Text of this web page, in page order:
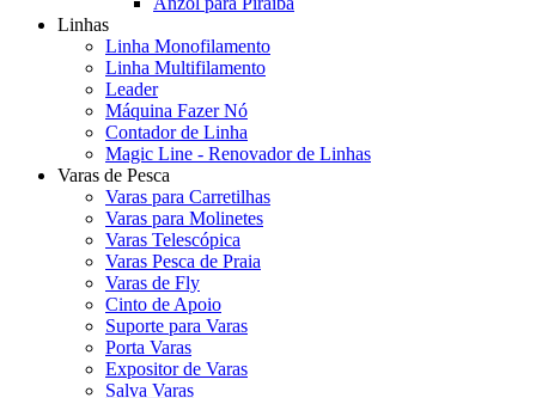
Linhas
Linha Monofilamento
Linha Multifilamento
Leader
Máquina Fazer Nó
Contador de Linha
Magic Line - Renovador de Linhas
Varas de Pesca
Varas para Carretilhas
Varas para Molinetes
Varas Telescópica
Varas Pesca de Praia
Varas de Fly
Cinto de Apoio
Suporte para Varas
Porta Varas
Expositor de Varas
Salva Varas